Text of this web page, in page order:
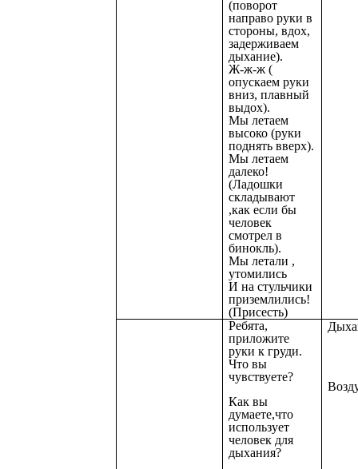
(поворот
направо руки в
стороны, вдох,
задерживаем
дыхание).
Ж-ж-ж (
опускаем руки
вниз, плавный
выдох).
Мы летаем
высоко (руки
поднять вверх).
Мы летаем
далеко!
(Ладошки
складывают
,как если бы
человек
смотрел в
бинокль).
Мы летали ,
утомились
И на стульчики
приземлились!
(Присесть)
Ребята,
приложите
руки к груди.
Что вы
чувствуете?
Как вы
думаете,что
использует
человек для
дыхания?